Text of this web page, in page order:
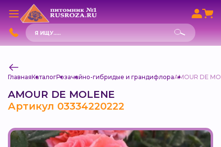
Поиск
товаров
ГлавнаяКаталогРозачайно-гибридые и грандифлораAMOUR DE
AMOUR DE MOLENE
Артикул 03334220222